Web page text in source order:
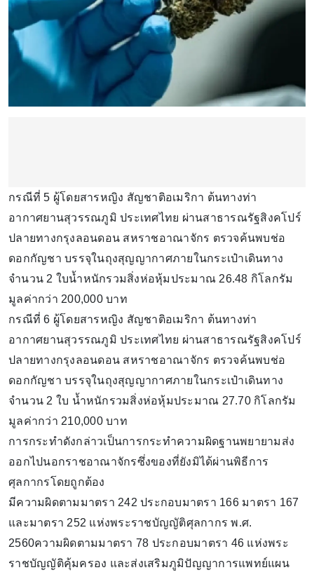
กรณีที่ 5 ผู้โดยสารหญิง สัญชาติอเมริกา ต้นทางท่า
อากาศยานสุวรรณภูมิ ประเทศไทย ผ่านสาธารณรัฐสิงคโปร์
ปลายทางกรุงลอนดอน สหราชอาณาจักร ตรวจค้นพบช่อ
ดอกกัญชา บรรจุในถุงสุญญากาศภายในกระเป๋าเดินทาง
จำนวน 2 ใบน้ำหนักรวมสิ่งห่อหุ้มประมาณ 26.48 กิโลกรัม
มูลค่ากว่า 200,000 บาท
กรณีที่ 6 ผู้โดยสารหญิง สัญชาติอเมริกา ต้นทางท่า
อากาศยานสุวรรณภูมิ ประเทศไทย ผ่านสาธารณรัฐสิงคโปร์
ปลายทางกรุงลอนดอน สหราชอาณาจักร ตรวจค้นพบช่อ
ดอกกัญชา บรรจุในถุงสุญญากาศภายในกระเป๋าเดินทาง
จำนวน 2 ใบ น้ำหนักรวมสิ่งห่อหุ้มประมาณ 27.70 กิโลกรัม
มูลค่ากว่า 210,000 บาท
การกระทำดังกล่าวเป็นการกระทำความผิดฐานพยายามส่ง
ออกไปนอกราชอาณาจักรซึ่งของที่ยังมิได้ผ่านพิธีการ
ศุลกากรโดยถูกต้อง
มีความผิดตามมาตรา 242 ประกอบมาตรา 166 มาตรา 167
และมาตรา 252 แห่งพระราชบัญญัติศุลกากร พ.ศ.
2560ความผิดตามมาตรา 78 ประกอบมาตรา 46 แห่งพระ
ราชบัญญัติคุ้มครอง และส่งเสริมภูมิปัญญาการแพทย์แผน